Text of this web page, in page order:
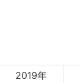
2019年